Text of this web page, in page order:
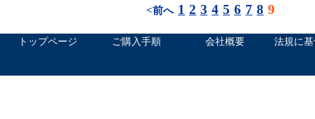
<前へ 1 2 3 4 5 6 7 8 9
トップページ ご購入手順 会社概要 法規に